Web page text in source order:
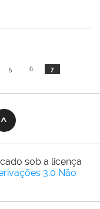
5 6 7
sob a licença
3.0 Não